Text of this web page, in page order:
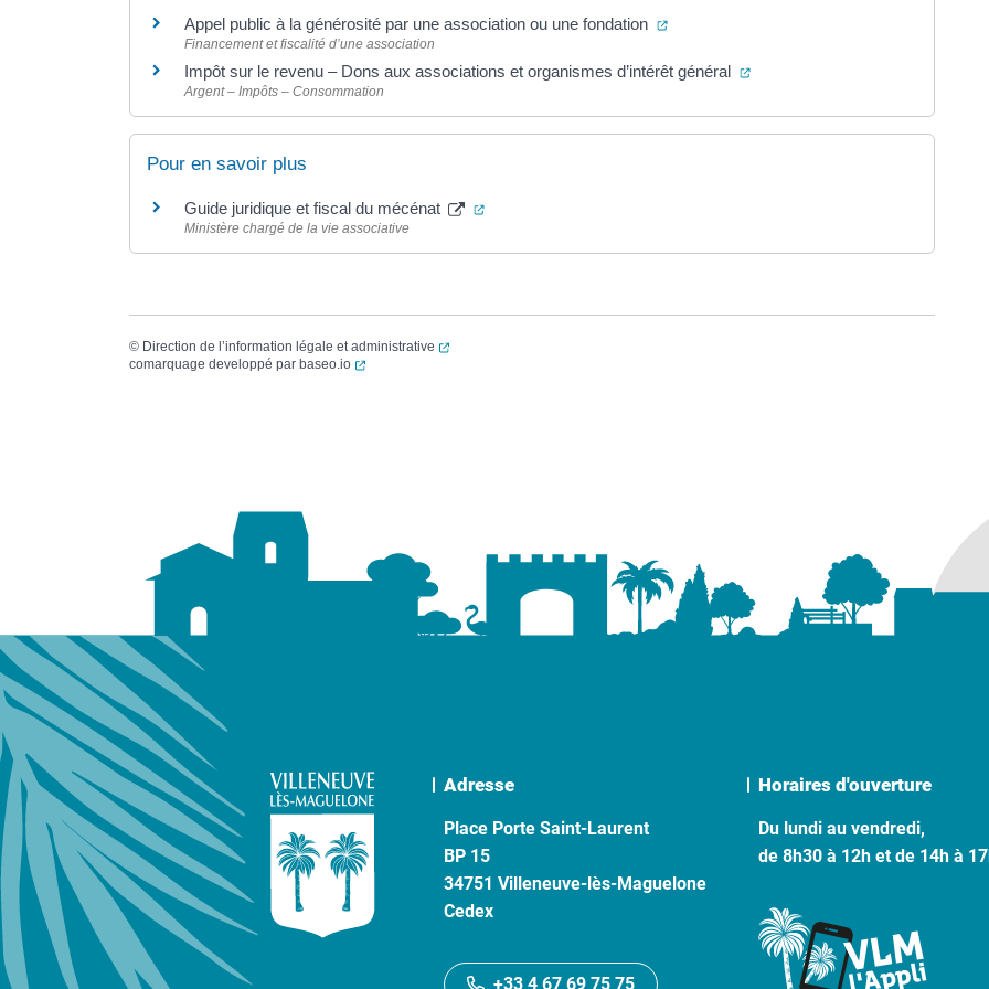
Appel public à la générosité par une association ou une fondation (ouverture dans un nouvel onglet)
Financement et fiscalité d’une association
Impôt sur le revenu – Dons aux associations et organismes d’intérêt général (ouverture dans un nouvel onglet)
Argent – Impôts – Consommation
Pour en savoir plus
Guide juridique et fiscal du mécénat (ouverture dans un nouvel onglet)
Ministère chargé de la vie associative
© Direction de l’information légale et administrative
(ouverture dans un nouvel onglet)
comarquage developpé par baseo.io (ouverture dans un nouvel onglet)
Adresse
Place Porte Saint-Laurent
BP 15
34751 Villeneuve-lès-Maguelone
Cedex
+33 4 67 69 75 75
Horaires d'ouverture
Du lundi au vendredi,
de 8h30 à 12h et de 14h à